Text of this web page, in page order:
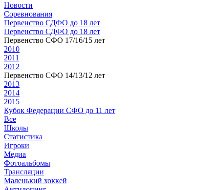
Новости
Соревнования
Первенство СДФО до 18 лет
Первенство СДФО до 18 лет
Первенство СФО 17/16/15 лет
2010
2011
2012
Первенство СФО 14/13/12 лет
2013
2014
2015
Кубок Федерации СФО до 11 лет
Все
Школы
Статистика
Игроки
Медиа
Фотоальбомы
Трансляции
Маленький хоккей